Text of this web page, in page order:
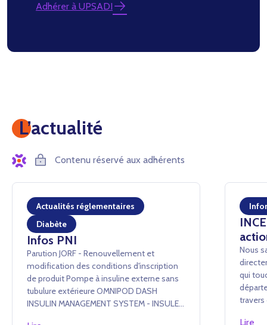
Adhérer à UPSADI
L’actualité
Contenu réservé aux adhérents
Actualités réglementaires
Diabète
Infos PNI
Parution JORF - Renouvellement et
modification des conditions d'inscription
de produit Pompe à insuline externe sans
tubulure extérieure OMNIPOD DASH
INSULIN MANAGEMENT SYSTEM - INSULET
Nous
qui
Lire